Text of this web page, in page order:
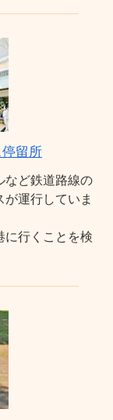
留所
など鉄道路線の
運行していま
に行くことを検